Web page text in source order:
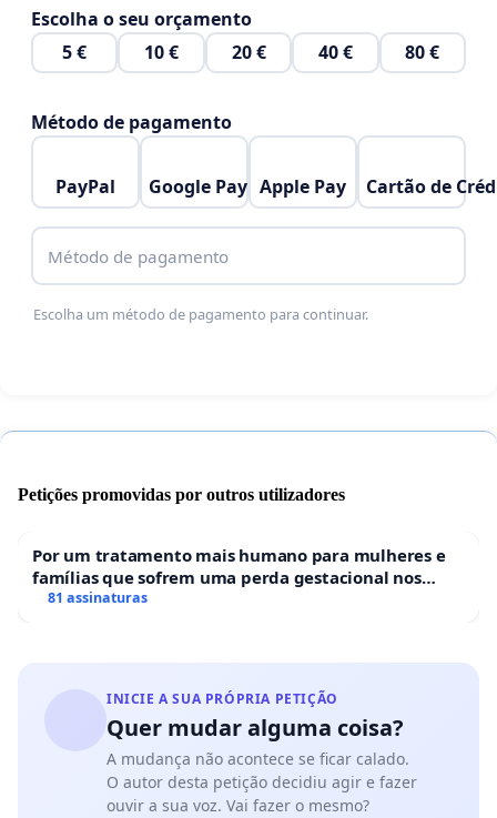
Escolha o seu orçamento
5 €
10 € 20 € 40 € 80 €
Método de pagamento
PayPal Google Pay Apple Pay Cartão de
Método de pagamento
Escolha um método de pagamento para continuar.
Petições promovidas por outros utilizadores
Por um tratamento mais humano para mulheres e
famílias que sofrem uma perda gestacional nos
hospitais portugueses
81 assinaturas
INICIE A SUA PRÓPRIA PETIÇÃO
Quer mudar alguma coisa?
A mudança não acontece se ficar calado.
O autor desta petição decidiu agir e fazer
ouvir a sua voz. Vai fazer o mesmo?